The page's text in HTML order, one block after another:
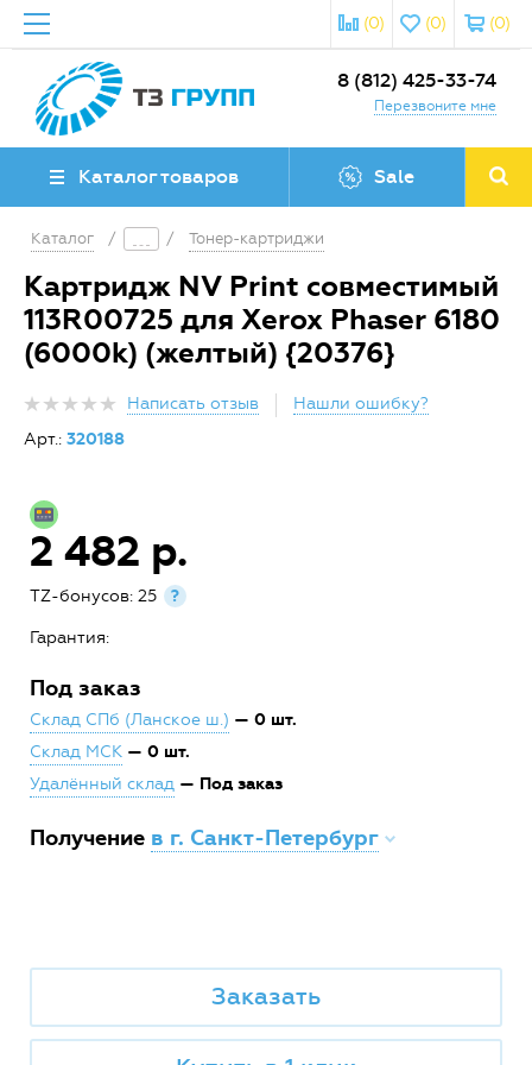
(0)
(0)
(0)
8 (812) 425-33-74
Перезвоните мне
Каталог товаров Sale
Каталог / / Тонер-картриджи
Картридж NV Print совместимый
113R00725 для Xerox Phaser 6180
(6000k) (желтый) {20376}
Написать отзыв
Нашли ошибку?
Арт.: 320188
2 482 р.
TZ-бонусов: 25 ?
Гарантия:
Под заказ
Склад СПб (Ланское ш.) — 0 шт.
Склад МСК — 0 шт.
Удалённый склад — Под заказ
Получение в г. Санкт-Петербург
Заказать